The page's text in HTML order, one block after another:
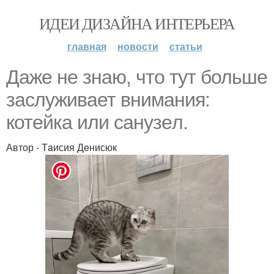
ИДЕИ ДИЗАЙНА ИНТЕРЬЕРА
главная новости статьи
Даже не знаю, что тут больше
заслуживает внимания:
котейка или caнyзeл.
Автор - Тaисия Дeнисюк